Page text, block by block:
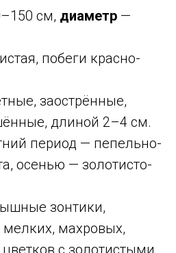
см, диаметр —
побеги красно-
заострённые,
длиной 2–4 см.
период — пепельно-
осенью — золотисто-
зонтики,
махровых,
с золотистыми